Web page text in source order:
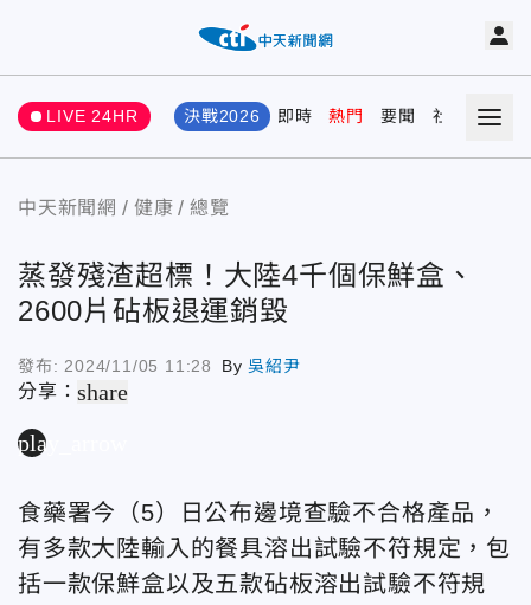
LIVE 24HR 決戰2026 即時 熱門 要聞 社會 娛樂
中天新聞網 健康 總覽
蒸發殘渣超標！大陸4千個保鮮盒、
2600片砧板退運銷毀
發布: 2024/11/05 11:28 By吳紹尹
分享：share
play_arrow
食藥署今（5）日公布邊境查驗不合格產品，
有多款大陸輸入的餐具溶出試驗不符規定，包
括一款保鮮盒以及五款砧板溶出試驗不符規